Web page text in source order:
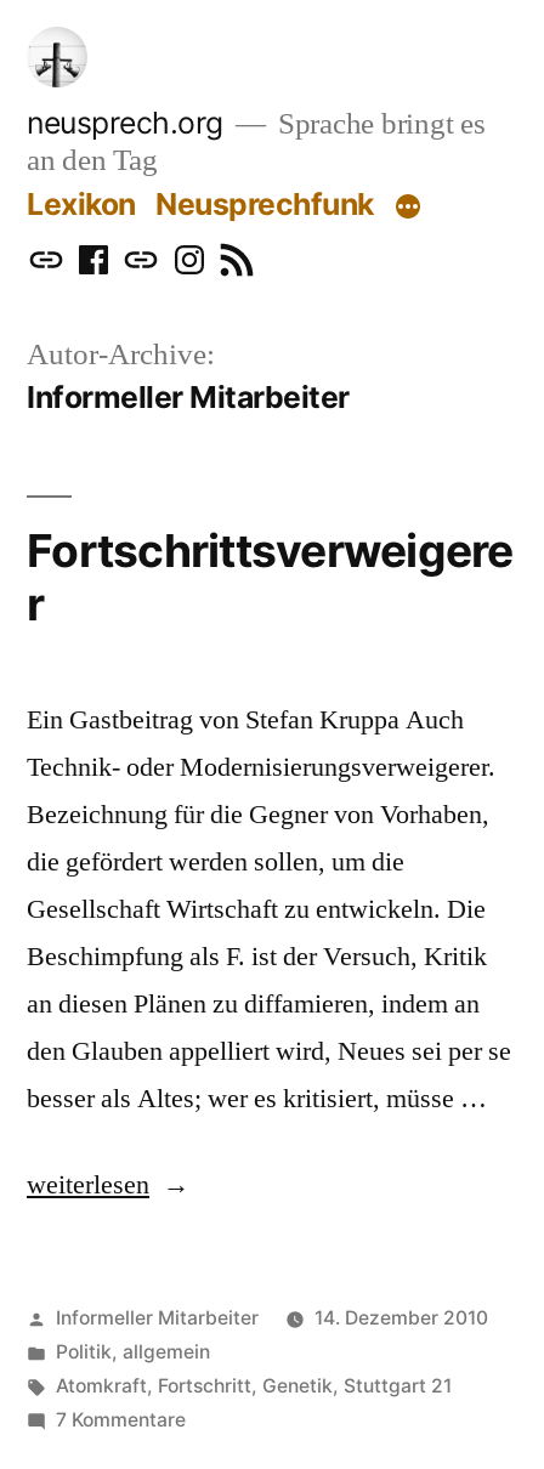
Zum
Inhalt
springen
neusprech.org
Sprache bringt es
an den Tag
Lexikon Neusprechfunk
MastodonFacebook
BlueskyInstagram
RSS
Autor-Archive:
Informeller Mitarbeiter
Fortschrittsverweigere
r
Ein Gastbeitrag von Stefan Kruppa Auch
Technik- oder Modernisierungsverweigerer.
Bezeichnung für die Gegner von Vorhaben,
die gefördert werden sollen, um die
Gesellschaft Wirtschaft zu entwickeln. Die
Beschimpfung als F. ist der Versuch, Kritik
an diesen Plänen zu diffamieren, indem an
den Glauben appelliert wird, Neues sei per se
besser als Altes; wer es kritisiert, müsse …
„Fortschrittsverweigerer“
weiterlesen
Veröffentlicht
von
Informeller Mitarbeiter
14. Dezember 2010
Veröffentlicht
in
Politik, allgemein
Schlagwörter:
Atomkraft, Fortschritt, Genetik, Stuttgart 21
7 Kommentarezu